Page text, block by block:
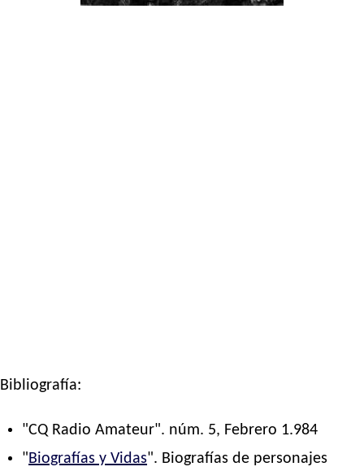
Bibliografía:
"CQ Radio Amateur". núm. 5, Febrero 1.984
"Biografías y Vidas". Biografías de personajes